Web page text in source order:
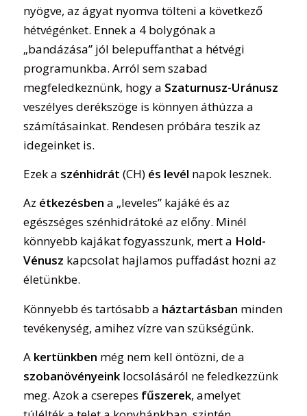
nyögve, az ágyat nyomva tölteni a következő
hétvégénket. Ennek a 4 bolygónak a
„bandázása” jól belepuffanthat a hétvégi
programunkba. Arról sem szabad
megfeledkeznünk, hogy a Szaturnusz-Uránusz
veszélyes derékszöge is könnyen áthúzza a
számításainkat. Rendesen próbára teszik az
idegeinket is.
Ezek a szénhidrát (CH) és levél napok lesznek.
Az étkezésben a „leveles” kajáké és az
egészséges szénhidrátoké az előny. Minél
könnyebb kajákat fogyasszunk, mert a Hold-
Vénusz kapcsolat hajlamos puffadást hozni az
életünkbe.
Könnyebb és tartósabb a háztartásban minden
tevékenység, amihez vízre van szükségünk.
A kertünkben még nem kell öntözni, de a
szobanövényeinklocsolásáról ne feledkezzünk
meg. Azok a cserepes fűszerek, amelyet